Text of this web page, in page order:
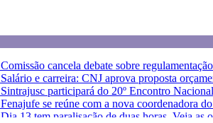
Comissão cancela debate sobre
Salário e carreira: CNJ aprova proposta
Sintrajusc participará do 20º Encontro
Fenajufe se reúne com a nova coordenadora
Dia 13 tem paralisação de duas horas. Veja as